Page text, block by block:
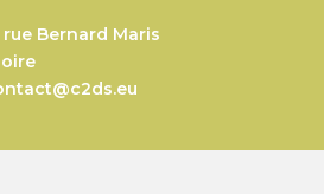
rue Bernard Maris